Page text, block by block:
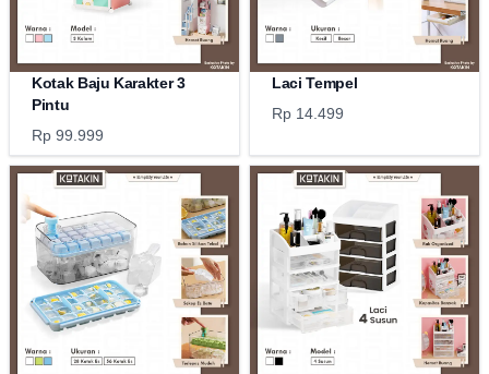
Kotak Baju Karakter 3
Pintu
Rp 99.999
Laci Tempel
Rp 14.499